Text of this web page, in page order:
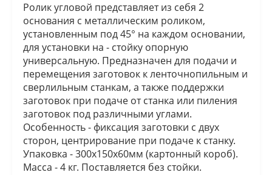
Ролик угловой представляет из себя 2
основания с металлическим роликом,
установленным под 45° на каждом основании,
для установки на - стойку опорную
универсальную. Предназначен для подачи и
перемещения заготовок к ленточнопильным и
сверлильным станкам, а также поддержки
заготовок при подаче от станка или пиления
заготовок под различными углами.
Особенность - фиксация заготовки с двух
сторон, центрирование при подаче к станку.
Упаковка - 300х150х60мм (картонный короб).
Масса - 4 кг. Поставляется без стойки.